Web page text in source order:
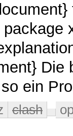
ein
clash